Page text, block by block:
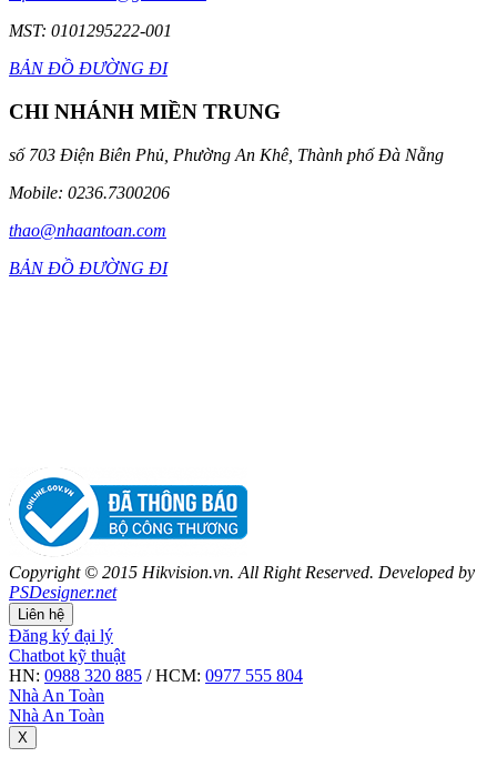
MST: 0101295222-001
BẢN ĐỒ ĐƯỜNG ĐI
CHI NHÁNH MIỀN TRUNG
số 703 Điện Biên Phủ, Phường An Khê, Thành phố Đà Nẵng
Mobile: 0236.7300206
thao@nhaantoan.com
BẢN ĐỒ ĐƯỜNG ĐI
Copyright © 2015 Hikvision.vn. All Right Reserved. Developed by
PSDesigner.net
Liên hệ
Đăng ký đại lý
Chatbot kỹ thuật
HN: 0988 320 885 / HCM: 0977 555 804
Nhà An Toàn
Nhà An Toàn
X